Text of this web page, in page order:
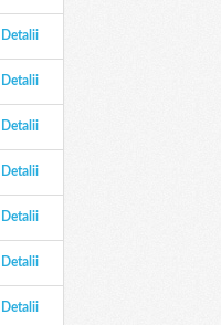
Detalii
Detalii
Detalii
Detalii
Detalii
Detalii
Detalii